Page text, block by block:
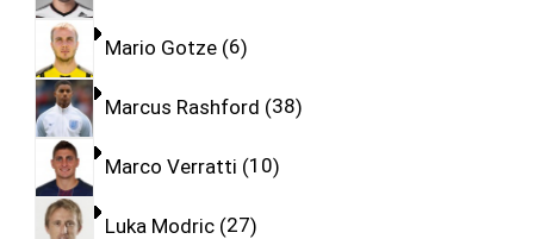
Mario Gotze 6
Marcus Rashford 38
Marco Verratti 10
Luka Modric 27